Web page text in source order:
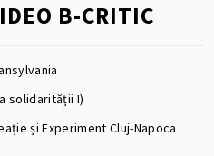
B-CRITIC
solidarității I)
și Experiment Cluj-Napoca